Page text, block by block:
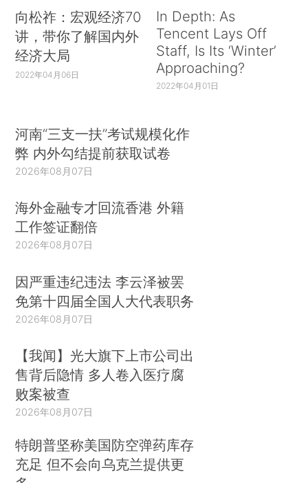
向松祚：宏观经济70
讲，带你了解国内外
经济大局
2022年04月06日
In Depth: As
Tencent Lays Off
Staff, Is Its ‘Winter’
Approaching?
2022年04月01日
河南“三支一扶”考试规模化作
弊 内外勾结提前获取试卷
2026年08月07日
海外金融专才回流香港 外籍
工作签证翻倍
2026年08月07日
因严重违纪违法 李云泽被罢
免第十四届全国人大代表职务
2026年08月07日
【我闻】光大旗下上市公司出
售背后隐情 多人卷入医疗腐
败案被查
2026年08月07日
特朗普坚称美国防空弹药库存
充足 但不会向乌克兰提供更